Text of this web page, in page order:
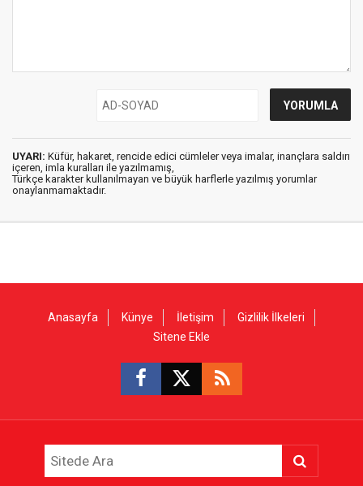
UYARI: Küfür, hakaret, rencide edici cümleler veya imalar, inançlara saldırı
içeren, imla kuralları ile yazılmamış,
Türkçe karakter kullanılmayan ve büyük harflerle yazılmış yorumlar
onaylanmamaktadır.
Anasayfa Künye İletişim
Gizlilik İlkeleri
Sitene Ekle